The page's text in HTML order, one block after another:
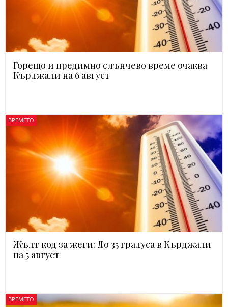
Горещо и предимно слънчево време очаква
Кърджали на 6 август
ВРЕМЕТО
Жълт код за жеги: До 35 градуса в Кърджали
на 5 август
ВРЕМЕТО